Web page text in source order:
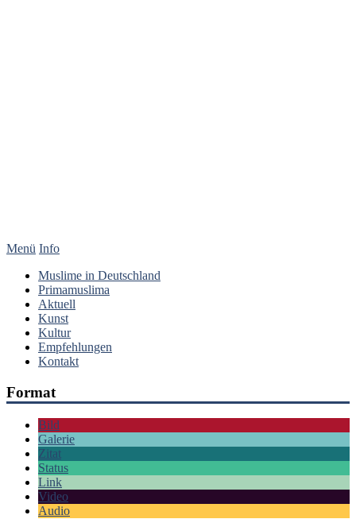
Menü Info
Muslime in Deutschland
Primamuslima
Aktuell
Kunst
Kultur
Empfehlungen
Kontakt
Format
Bild
Galerie
Zitat
Status
Link
Video
Audio